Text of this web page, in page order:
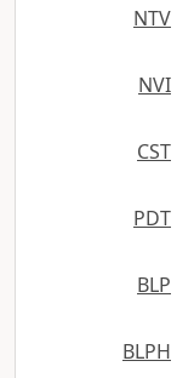
NTV
NVI
CST
PDT
BLP
BLPH